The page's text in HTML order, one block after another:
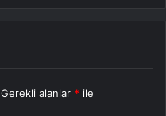
Gerekli alanlar * ile